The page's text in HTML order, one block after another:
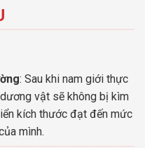
: Sau khi nam giới thực
vật sẽ không bị kìm
kích thước đạt đến mức
mình.